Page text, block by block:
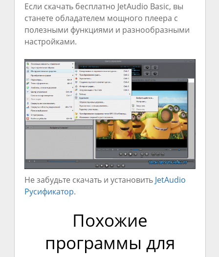
Если скачать бесплатно JetAudio Basic, вы
станете обладателем мощного плеера с
полезными функциями и разнообразными
настройками.
Не забудьте скачать и установить JetAudio
Русификатор.
Похожие
программы для